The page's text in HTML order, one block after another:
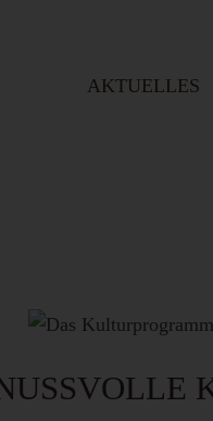
AKTUELLES